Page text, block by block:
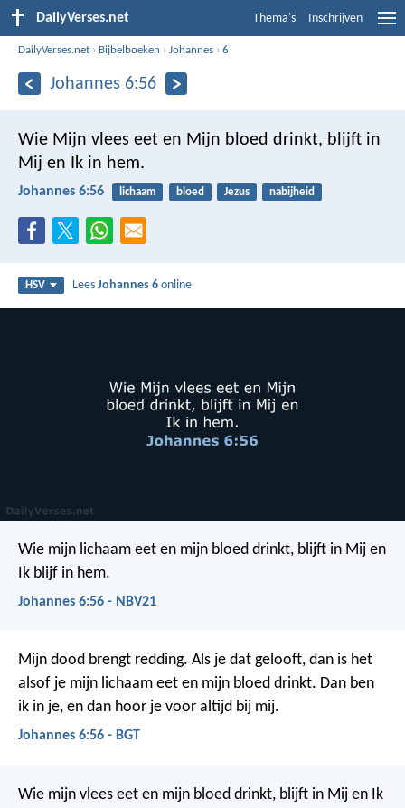
DailyVerses.net Thema's Inschrijven
DailyVerses.net › Bijbelboeken ›Johannes ›6
Johannes 6:56
Wie Mijn vlees eet en Mijn bloed drinkt, blijft in
Mij en Ik in hem.
Johannes 6:56 lichaam bloed Jezus nabijheid
HSV LeesJohannes 6 online
Wie mijn lichaam eet en mijn bloed drinkt, blijft in Mij en
Ik blijf in hem.
Johannes 6:56 - NBV21
Mijn dood brengt redding. Als je dat gelooft, dan is het
alsof je mijn lichaam eet en mijn bloed drinkt. Dan ben
ik in je, en dan hoor je voor altijd bij mij.
Johannes 6:56 - BGT
Wie mijn vlees eet en mijn bloed drinkt, blijft in Mij en Ik